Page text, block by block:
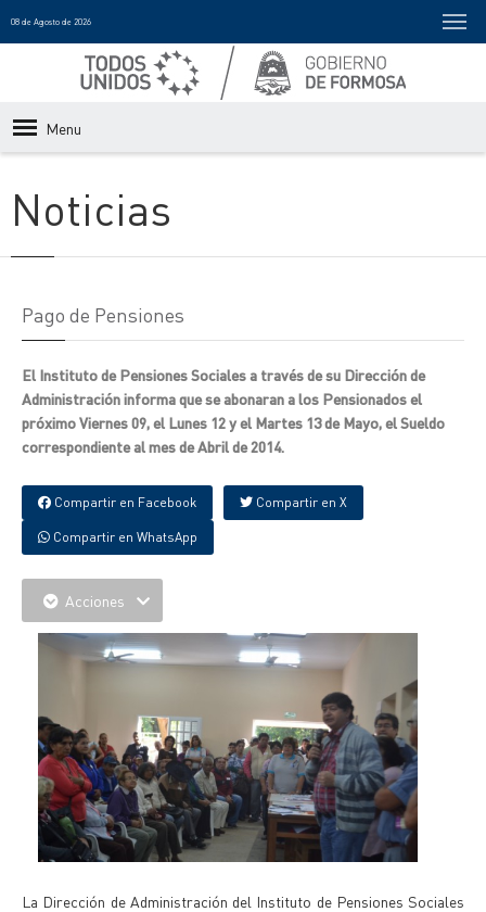
08 de Agosto de 2026
Menu
Noticias
Pago de Pensiones
El Instituto de Pensiones Sociales a través de su Dirección de
Administración informa que se abonaran a los Pensionados el
próximo Viernes 09, el Lunes 12 y el Martes 13 de Mayo, el Sueldo
correspondiente al mes de Abril de 2014.
Compartir en Facebook Compartir en X
Compartir en WhatsApp
Acciones
La Dirección de Administración del Instituto de Pensiones Sociales